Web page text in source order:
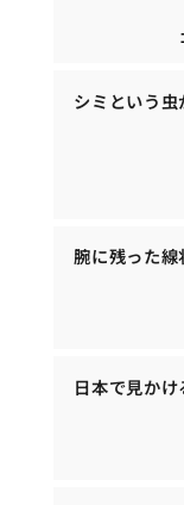
シミという
腕に残った
日本で見か